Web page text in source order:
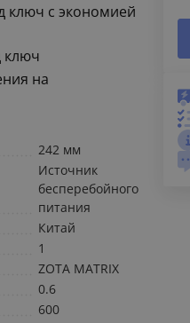
ключ с экономией
ключ
на
242 мм
Источник
бесперебойного
питания
Китай
1
ZOTA MATRIX
0.6
600